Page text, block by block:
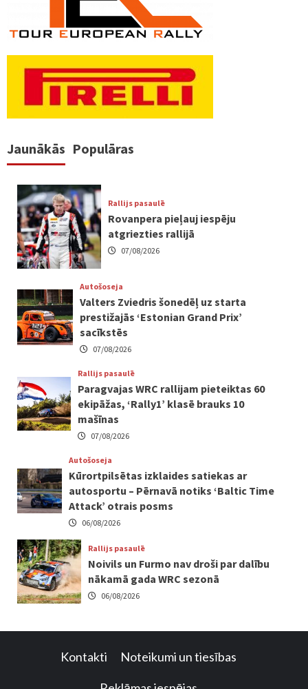
Jaunākās Populāras
Rallijs pasaulē
Rovanpera pieļauj iespēju
atgriezties rallijā
07/08/2026
Autošoseja
Valters Zviedris šonedēļ uz starta
prestižajās ‘Estonian Grand Prix’
sacīkstēs
07/08/2026
Rallijs pasaulē
Paragvajas WRC rallijam pieteiktas 60
ekipāžas, ‘Rally1’ klasē brauks 10
mašīnas
07/08/2026
Autošoseja
Kūrortpilsētas izklaides satiekas ar
autosportu – Pērnavā notiks ‘Baltic Time
Attack’ otrais posms
06/08/2026
Rallijs pasaulē
Noivils un Furmo nav droši par dalību
nākamā gada WRC sezonā
06/08/2026
Kontakti Noteikumi un tiesības